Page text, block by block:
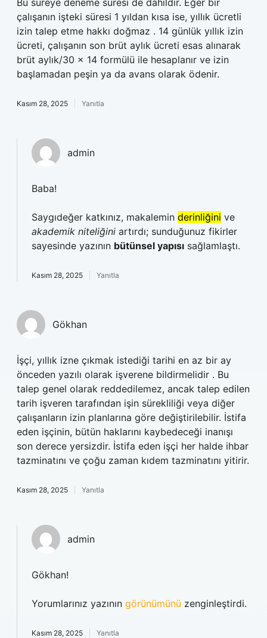
Bu süreye deneme süresi de dahildir. Eğer bir
çalışanın işteki süresi 1 yıldan kısa ise, yıllık ücretli
izin talep etme hakkı doğmaz . 14 günlük yıllık izin
ücreti, çalışanın son brüt aylık ücreti esas alınarak
brüt aylık/30 × 14 formülü ile hesaplanır ve izin
başlamadan peşin ya da avans olarak ödenir.
Kasım 28, 2025 Yanıtla
admin
Baba!
Saygıdeğer katkınız, makalemin derinliğini ve
akademik niteliğini artırdı; sunduğunuz fikirler
sayesinde yazının bütünsel yapısı sağlamlaştı.
Kasım 28, 2025 Yanıtla
Gökhan
İşçi, yıllık izne çıkmak istediği tarihi en az bir ay
önceden yazılı olarak işverene bildirmelidir . Bu
talep genel olarak reddedilemez, ancak talep edilen
tarih işveren tarafından işin sürekliliği veya diğer
çalışanların izin planlarına göre değiştirilebilir. İstifa
eden işçinin, bütün haklarını kaybedeceği inanışı
son derece yersizdir. İstifa eden işçi her halde ihbar
tazminatını ve çoğu zaman kıdem tazminatını yitirir.
Kasım 28, 2025 Yanıtla
admin
Gökhan!
Yorumlarınız yazının görünümünü zenginleştirdi.
Kasım 28, 2025 Yanıtla